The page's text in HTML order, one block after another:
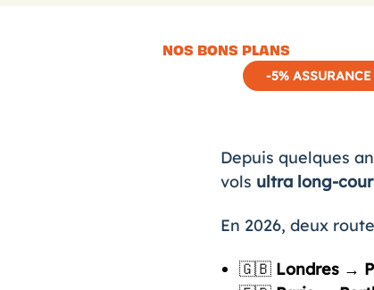
NOS BONS PLANS
-5% ASSURANCE
Depuis quelques
vols ultra long-
En 2026, deux
🇬🇧 Londres →